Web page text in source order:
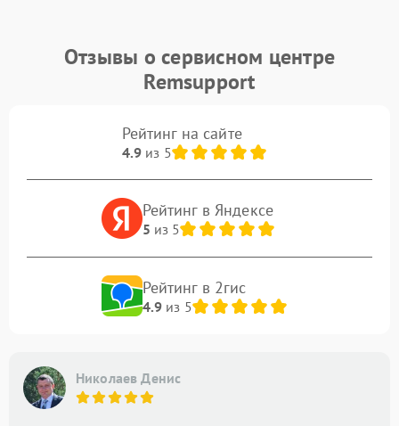
Отзывы о сервисном центре
Remsupport
Рейтинг на сайте
4.9из 5
Рейтинг в Яндексе
5 из 5
Рейтинг в 2гис
4.9из 5
Николаев Денис